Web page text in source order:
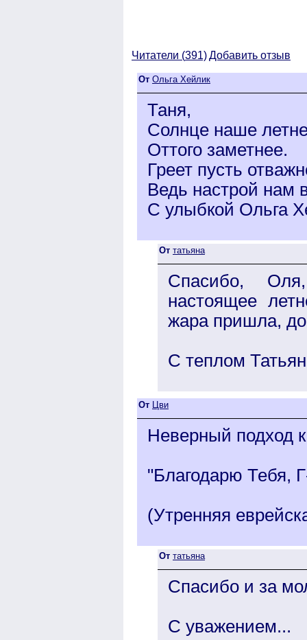
Читатели (391)Добавить отзыв
От Ольга Хейлик
Таня,
Солнце наше
Оттого заметнее.
Греет пусть
Ведь настрой нам
С улыбкой Ольга
От татьяна
Спасибо,
настоящее
жара пришла,
С теплом
От Цви
Неверный подход
"Благодарю Тебя,
(Утренняя
От татьяна
Спасибо и за
С уважением...